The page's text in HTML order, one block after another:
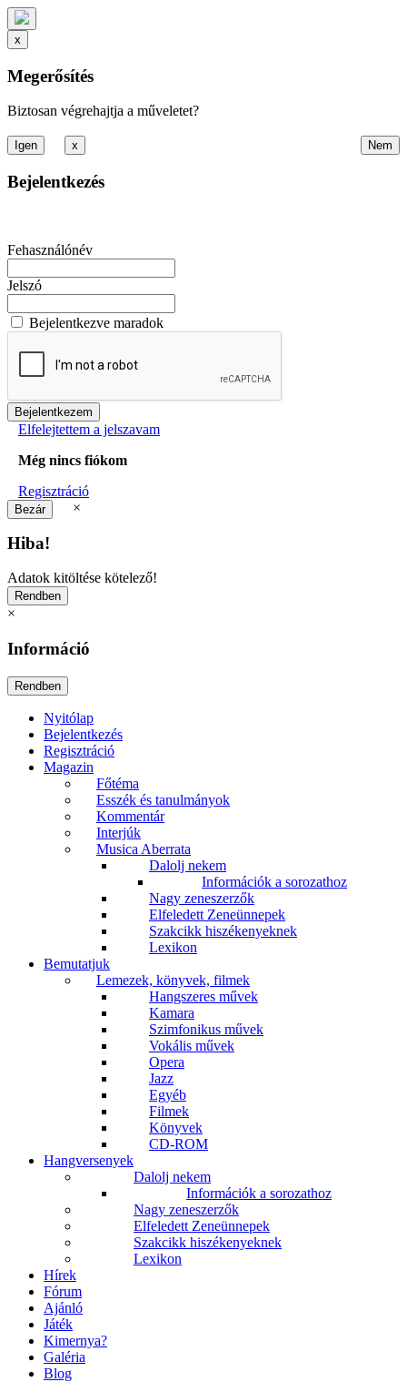
x
Megerősítés
Biztosan végrehajtja a műveletet?
x
Bejelentkezés
Fehasználónév
Jelszó
Bejelentkezve maradok
Elfelejtettem a jelszavam
Még nincs fiókom
Regisztráció
×
Hiba!
Adatok kitöltése kötelező!
×
Információ
Nyitólap
Bejelentkezés
Regisztráció
Magazin
Főtéma
Esszék és tanulmányok
Kommentár
Interjúk
Musica Aberrata
Dalolj nekem
Információk a sorozathoz
Nagy zeneszerzők
Elfeledett Zeneünnepek
Szakcikk hiszékenyeknek
Lexikon
Bemutatjuk
Lemezek, könyvek, filmek
Hangszeres művek
Kamara
Szimfonikus művek
Vokális művek
Opera
Jazz
Egyéb
Filmek
Könyvek
CD-ROM
Hangversenyek
Dalolj nekem
Információk a sorozathoz
Nagy zeneszerzők
Elfeledett Zeneünnepek
Szakcikk hiszékenyeknek
Lexikon
Hírek
Fórum
Ajánló
Játék
Kimernya?
Galéria
Blog